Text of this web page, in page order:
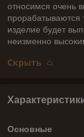
относимся очень
прорабатываются
изделие будет
неизменно
Скрыть
Основные